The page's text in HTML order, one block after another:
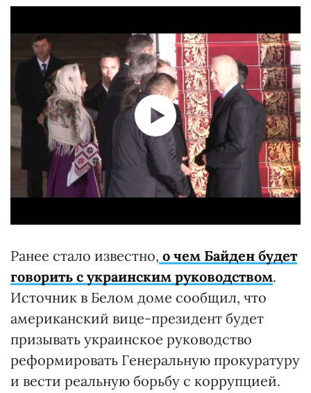
Ранее стало известно, о чем Байден будет
говорить с украинским руководством.
Источник в Белом доме сообщил, что
американский вице-президент будет
призывать украинское руководство
реформировать Генеральную прокуратуру
и вести реальную борьбу с коррупцией.